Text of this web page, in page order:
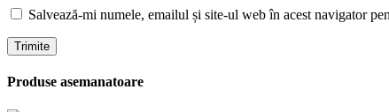
Salvează-mi numele, emailul și site-ul web în acest navigator
Produse asemanatoare